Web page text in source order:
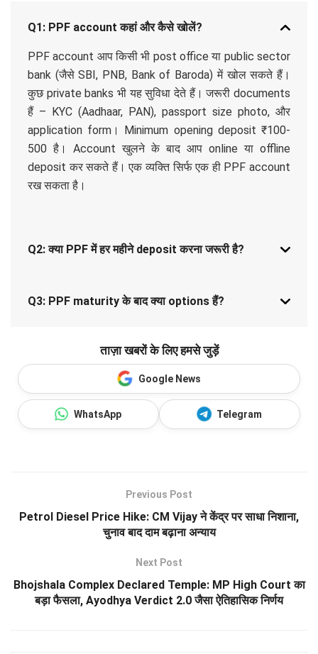
Q1: PPF account कहां और कैसे खोलें?
PPF account आप किसी भी post office या public sector
bank (जैसे SBI, PNB, Bank of Baroda) में खोल सकते हैं।
कुछ private banks भी यह सुविधा देते हैं। जरूरी documents
हैं – KYC (Aadhaar, PAN), passport size photo, और
application form। Minimum opening deposit ₹100-
500 है। Account खुलने के बाद आप online या offline
deposit कर सकते हैं। एक व्यक्ति सिर्फ एक ही PPF account
रख सकता है।
Q2: क्या PPF में हर महीने deposit करना जरूरी है?
Q3: PPF maturity के बाद क्या options हैं?
ताज़ा खबरों के लिए हमसे जुड़ें
Google News
WhatsApp Telegram
Previous Post
Petrol Diesel Price Hike: CM Vijay ने केंद्र पर साधा निशाना,
चुनाव बाद दाम बढ़ाना अन्याय
Next Post
Bhojshala Complex Declared Temple: MP High Court का
बड़ा फैसला, Ayodhya Verdict 2.0 जैसा ऐतिहासिक निर्णय